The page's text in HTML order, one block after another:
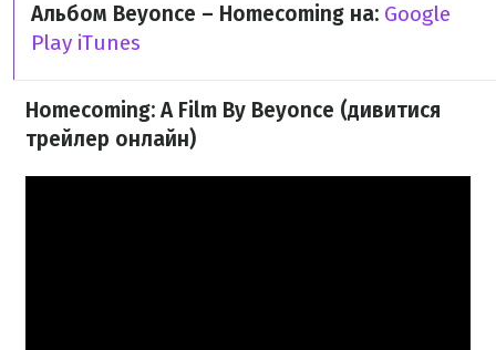
Альбом Beyoncе – Homecoming ​ на: Google
Play iTunes
Homecoming: A Film By Beyoncе (дивитися
трейлер онлайн)